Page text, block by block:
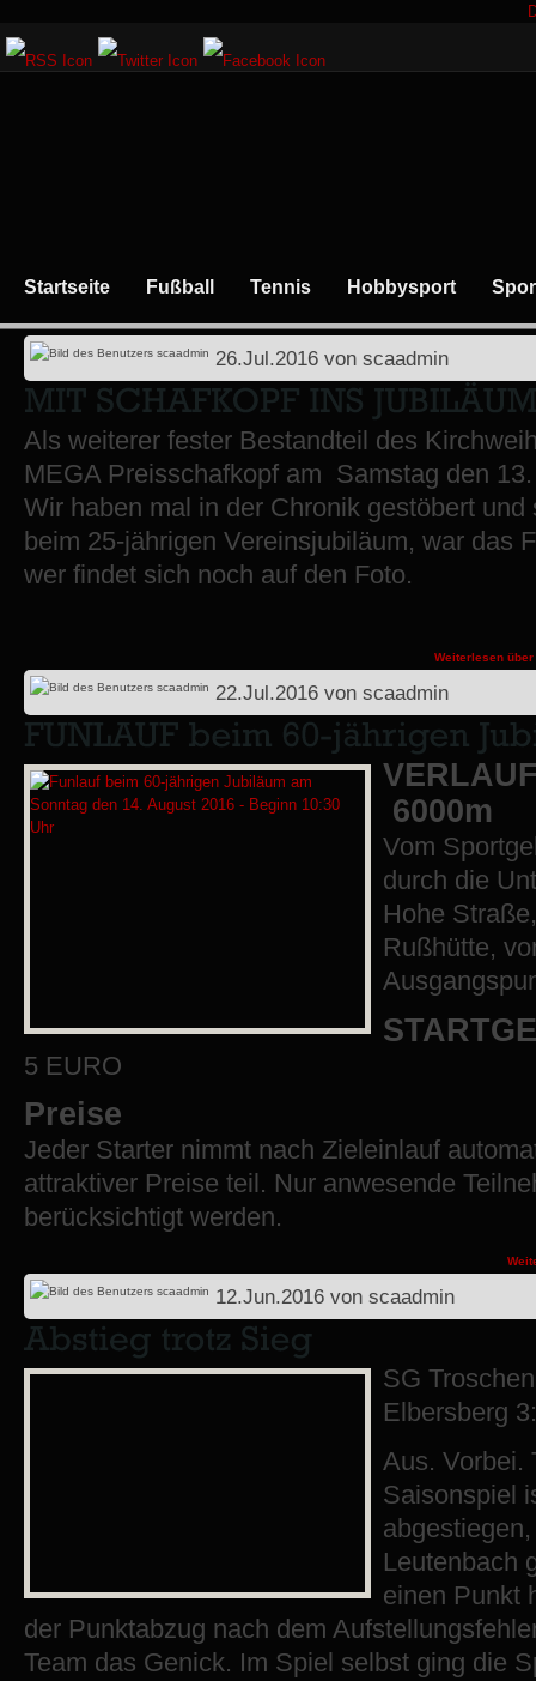
Startseite Fußball Tennis Hobbysport
26.Jul.2016 von scaadmin
Als weiterer fester Bestandteil des
MEGA Preisschafkopf am Samstag den
Wir haben mal in der Chronik gestöbert
beim 25-jährigen Vereinsjubiläum, war das
wer findet sich noch auf den Foto.
Weiterlesen über
22.Jul.2016 von scaadmin
6000m
Vom
durch die
Hohe
Rußhütte,
5 EURO
Preise
Jeder Starter nimmt nach Zieleinlauf
attraktiver Preise teil. Nur anwesende
berücksichtigt werden.
12.Jun.2016 von scaadmin
SG
Elbersberg
Aus. Vorbei.
Saisonspiel
Leutenbach
einen Punkt
der Punktabzug nach dem
Team das Genick. Im Spiel selbst ging die